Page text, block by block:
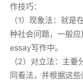
作技巧：
（1）现象法：就
种社会问题，一般
essay写作中。
（2）对立法：主
同看法，并根据这